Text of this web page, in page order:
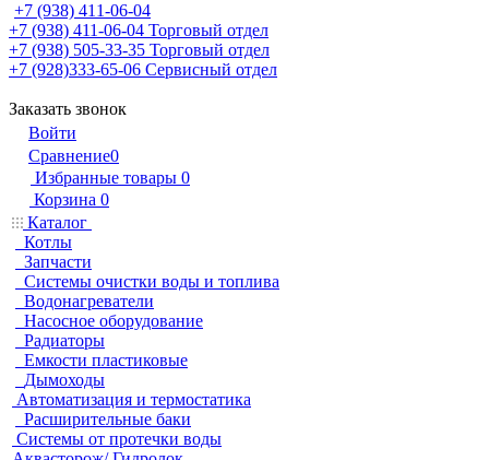
+7 (938) 411-06-04
+7 (938) 411-06-04 Торговый отдел
+7 (938) 505-33-35 Торговый отдел
+7 (928)333-65-06 Сервисный отдел
Заказать звонок
Войти
Сравнение0
Избранные товары 0
Корзина 0
Каталог
Котлы
Запчасти
Системы очистки воды и топлива
Водонагреватели
Насосное оборудование
Радиаторы
Емкости пластиковые
Дымоходы
Автоматизация и термостатика
Расширительные баки
Системы от протечки воды